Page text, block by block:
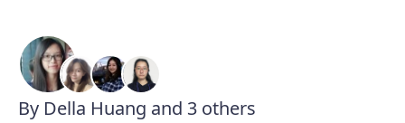
By Della Huang and 3 others